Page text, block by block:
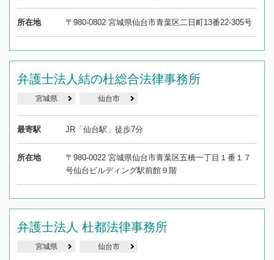
所在地 〒980-0802 宮城県仙台市青葉区二日町13番22-305号
弁護士法人結の杜総合法律事務所
宮城県 仙台市
最寄駅 JR「仙台駅」徒歩7分
所在地
〒980-0022 宮城県仙台市青葉区五橋一丁目１番１７
号仙台ビルディング駅前館９階
弁護士法人 杜都法律事務所
宮城県 仙台市